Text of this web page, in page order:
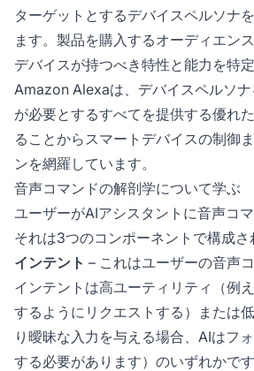
ターゲットとするデバイスペルソナ
ます。製品を購入するオーディエン
デバイスが持つべき特性と能力を特定
Amazon Alexaは、デバイスペルソ
が必要とするすべてを提供する優れ
ることからスマートデバイスの制御
ンを網羅しています。
音声コマンドの解剖学について学ぶ
ユーザーがAIアシスタントに音声コ
それは3つのコンポーネントで構成さ
インテント – これはユーザーの音声
インテントは高ユーティリティ（例
するようにリクエストする）または
り曖昧な入力を与える場合、AIはフ
する必要があります）のいずれかです